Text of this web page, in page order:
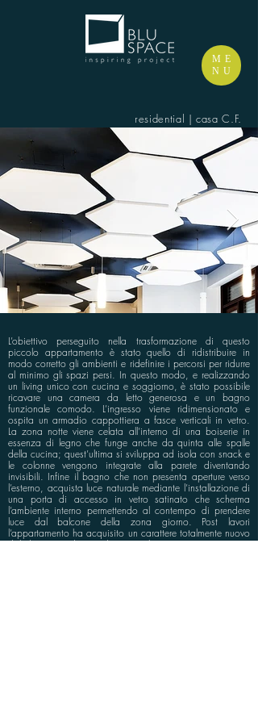
ME
NU
residential | casa C.F.
L’obiettivo perseguito nella trasformazione di questo
piccolo appartamento è stato quello di ridistribuire in
modo corretto gli ambienti e ridefinire i percorsi per ridurre
al minimo gli spazi persi. In questo modo, e realizzando
un living unico con cucina e soggiorno, è stato possibile
ricavare una camera da letto generosa e un bagno
funzionale comodo. L’ingresso viene ridimensionato e
ospita un armadio cappottiera a fasce verticali in vetro.
La zona notte viene celata all’interno di una boiserie in
essenza di legno che funge anche da quinta alle spalle
della cucina; quest’ultima si sviluppa ad isola con snack e
le colonne vengono integrate alla parete diventando
invisibili. Infine il bagno che non presenta aperture verso
l’esterno, acquista luce naturale mediante l’installazione di
una porta di accesso in vetro satinato che scherma
l’ambiente interno permettendo al contempo di prendere
luce dal balcone della zona giorno. Post lavori
l’appartamento ha acquisito un carattere totalmente nuovo
dal design moderno ed essenziale: ogni cosa trova una